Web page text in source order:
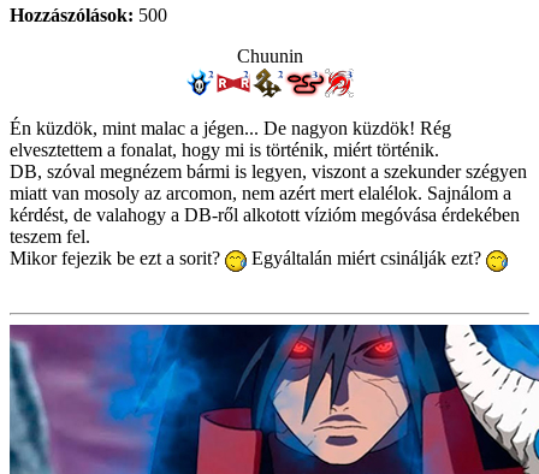
Hozzászólások: 500
Chuunin
Én küzdök, mint malac a jégen... De nagyon küzdök! Rég
elvesztettem a fonalat, hogy mi is történik, miért történik.
DB, szóval megnézem bármi is legyen, viszont a szekunder szégyen
miatt van mosoly az arcomon, nem azért mert elalélok. Sajnálom a
kérdést, de valahogy a DB-ről alkotott vízióm megóvása érdekében
teszem fel.
Mikor fejezik be ezt a sorit?
Egyáltalán miért csinálják ezt?